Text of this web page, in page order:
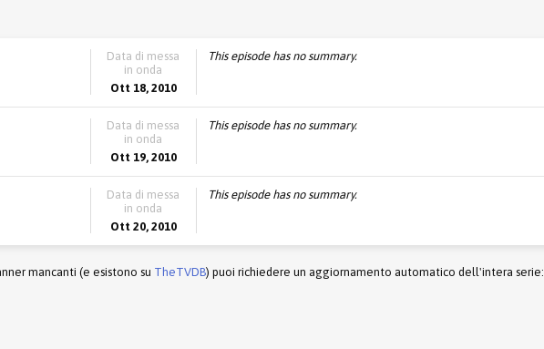
Data di messa
in onda
Ott 18, 2010
This episode has no summary.
Data di messa
in onda
Ott 19, 2010
This episode has no summary.
Data di messa
in onda
Ott 20, 2010
This episode has no summary.
mancanti (e esistono su TheTVDB) puoi richiedere un aggiornamento automatico dell'intera serie: